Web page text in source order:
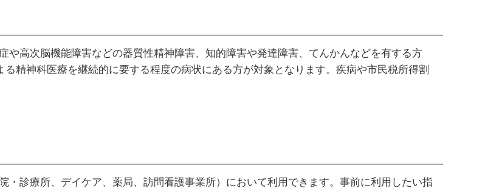
や高次脳機能障害などの器質性精神障害、知的障害や発達障害、てんかんなどを有する方
精神科医療を継続的に要する程度の病状にある方が対象となります。疾病や市民税所得割
・診療所、デイケア、薬局、訪問看護事業所）において利用できます。事前に利用したい指